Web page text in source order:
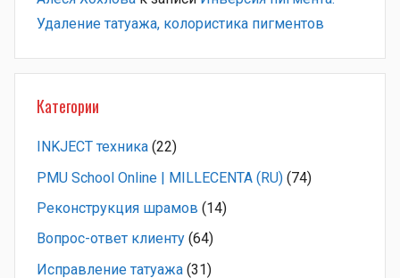
Удаление татуажа, колористика пигментов
Категории
INKJECT техника (22)
PMU School Online | MILLECENTA (RU) (74)
Pеконструкция шрамов (14)
Вопрос-ответ клиенту (64)
Исправление татуажа (31)